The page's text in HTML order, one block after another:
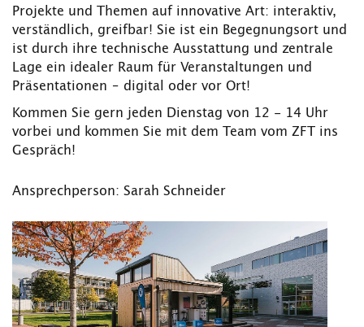
Projekte und Themen auf innovative Art: interaktiv,
verständlich, greifbar! Sie ist ein Begegnungsort und
ist durch ihre technische Ausstattung und zentrale
Lage ein idealer Raum für Veranstaltungen und
Präsentationen – digital oder vor Ort!
Kommen Sie gern jeden Dienstag von 12 - 14 Uhr
vorbei und kommen Sie mit dem Team vom ZFT ins
Gespräch!
Ansprechperson: Sarah Schneider